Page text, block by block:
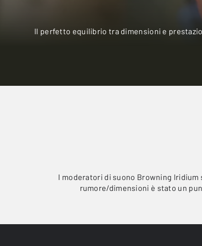
Il perfetto equilibrio tra dimensioni e
I moderatori di suono Browning
rumore/dimensioni è stato un